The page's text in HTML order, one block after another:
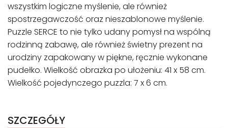
wszystkim logiczne myślenie, ale również
spostrzegawczość oraz nieszablonowe myślenie.
Puzzle SERCE to nie tylko udany pomysł na wspólną
rodzinną zabawę, ale również świetny prezent na
urodziny zapakowany w piękne, ręcznie wykonane
pudełko. Wielkość obrazka po ułożeniu: 41 x 58 cm.
Wielkość pojedynczego puzzla: 7 x 6 cm.
SZCZEGÓŁY